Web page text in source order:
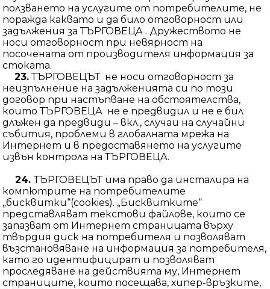
ползването на услугите от потребителите, не
поражда каквато и да било отговорност или
задължения за ТЪРГОВЕЦА . Дружеството не
носи отговорност при невярност на
посочената от производителя информация за
стоката.
23.ТЪРГОВЕЦЪТ не носи отговорност за
неизпълнение на задълженията си по този
договор при настъпване на обстоятелства,
които ТЪРГОВЕЦА не е предвидил и не е бил
длъжен да предвиди – вкл., случаи на случайни
събития, проблеми в глобалната мрежа на
Интернет и в предоставянето на услугите
извън контрола на ТЪРГОВЕЦА.
24.ТЪРГОВЕЦЪТ има право да инсталира на
компютрите на потребителите
„бисквитки“(cookies). „Бисквитките“
представляват текстови файлове, които се
запазват от Интернет страницата върху
твърдия диск на потребителя и позволяват
възстановяване на информация за потребителя,
като го идентифицират и позволяват
проследяване на действията му, Интернет
страниците, които посещава, хипер-връзките,